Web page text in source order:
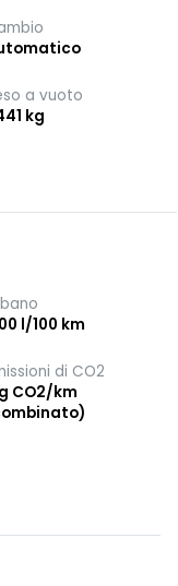
a vuoto
kg
l/100 km
di CO2
CO2/km